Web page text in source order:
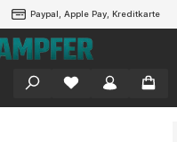
Paypal, Apple Pay, Kreditkarte